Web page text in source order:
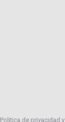
Politica de privacidad